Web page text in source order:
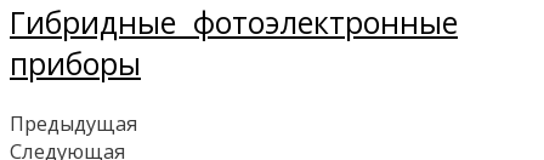
Гибридные фотоэлектронные
приборы
Предыдущая
Следующая